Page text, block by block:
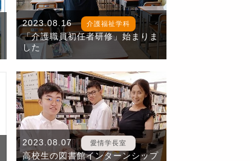
2023.08.16 介護福祉学科
「介護職員初任者研修」始まりま
した
2023.08.07 愛情学長室
高校生の図書館インターンシップ